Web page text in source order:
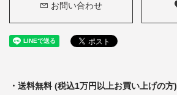
お問い合わせ
・送料無料 (税込1万円以上お買い上げの方)